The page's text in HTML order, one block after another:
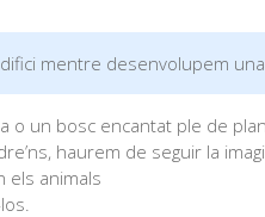
mentre desenvolupem
o un bosc encantat ple de
haurem de seguir la
els animals